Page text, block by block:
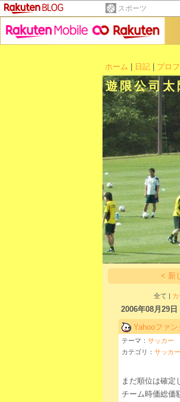
スポーツ
ホーム
日記 プロ
遊限公司太
< 新
全て |
2006年08月29日
Yahooファ
テーマ： サッカー
カテゴリ： サッカ
まだ順位は確定
チーム時価総価